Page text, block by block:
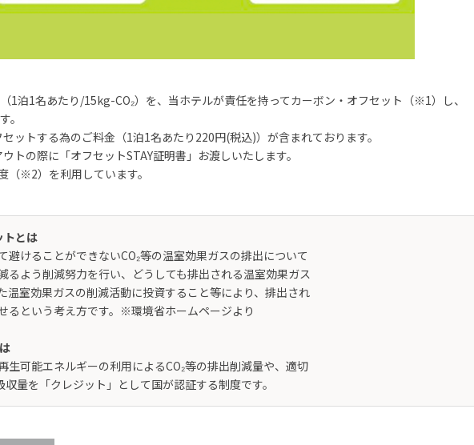
1泊1名あたり/15kg-CO₂）を、当ホテルが責任を持ってカーボン・オフセット（※1）し、
。
ットする為のご料金（1泊1名あたり220円(税込)）が含まれております。
トの際に「オフセットSTAY証明書」お渡しいたします。
（※2）を利用しています。
トとは
避けることができないCO₂等の温室効果ガスの排出について
るよう削減努力を行い、どうしても排出される温室効果ガス
温室効果ガスの削減活動に投資すること等により、排出され
るという考え方です。※環境省ホームページより
生可能エネルギーの利用によるCO₂等の排出削減量や、適切
量を「クレジット」として国が認証する制度です。